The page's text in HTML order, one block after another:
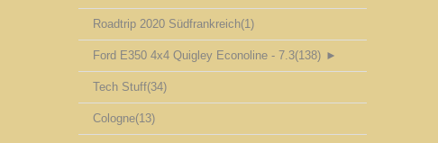
Roadtrip 2020 Südfrankreich(1)
Ford E350 4x4 Quigley Econoline - 7.3(138) ►
Tech Stuff(34)
Cologne(13)